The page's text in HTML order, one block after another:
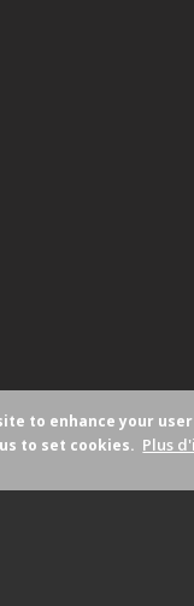
to enhance your
to set cookies. Plus